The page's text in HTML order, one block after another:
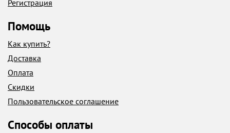
Регистрация
Помощь
Как купить?
Доставка
Оплата
Скидки
Пользовательское соглашение
Способы оплаты